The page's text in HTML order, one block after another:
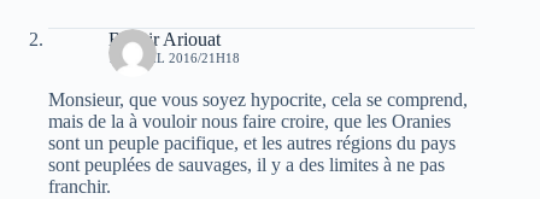
Bachir Ariouat
10 AVRIL 2016/21H18
Monsieur, que vous soyez hypocrite, cela se comprend,
mais de la à vouloir nous faire croire, que les Oranies
sont un peuple pacifique, et les autres régions du pays
sont peuplées de sauvages, il y a des limites à ne pas
franchir.